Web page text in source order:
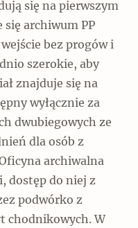
się na pierwszym
archiwum PP
bez progów i
szerokie, aby
znajduje się na
wyłącznie za
dwubiegowych ze
dla osób z
archiwalna
dostęp do niej z
podwórko z
chodnikowych. W